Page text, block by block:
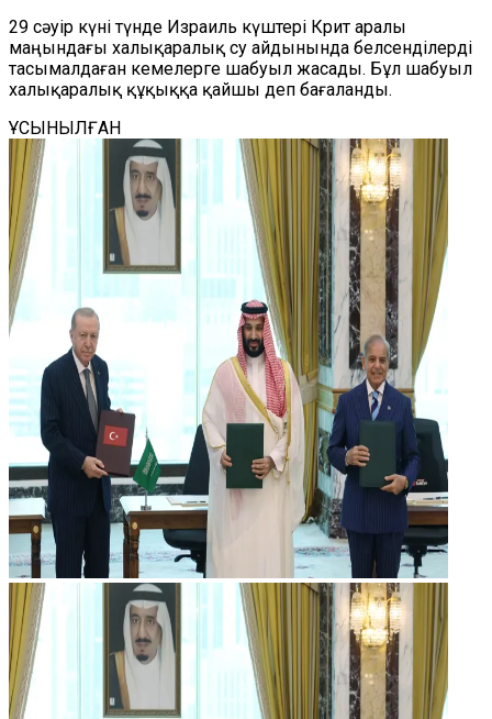
29 сәуір күні түнде Израиль күштері Крит аралы
маңындағы халықаралық су айдынында белсенділерді
тасымалдаған кемелерге шабуыл жасады. Бұл шабуыл
халықаралық құқыққа қайшы деп бағаланды.
ҰСЫНЫЛҒАН